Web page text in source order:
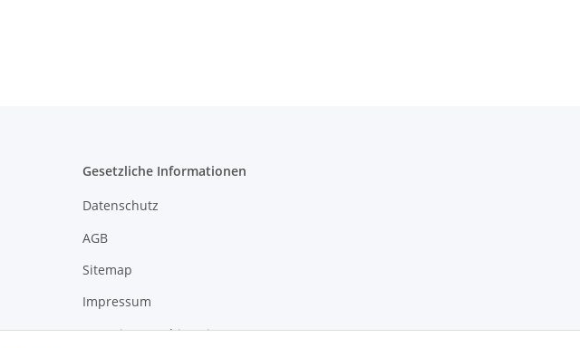
Gesetzliche Informationen
Datenschutz
AGB
Sitemap
Impressum
Batteriegesetzhinweise